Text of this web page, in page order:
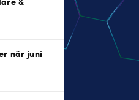
när juni